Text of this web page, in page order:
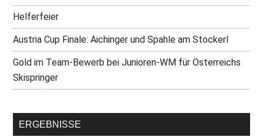
Helferfeier
Austria Cup Finale: Aichinger und Spahle am Stockerl
Gold im Team-Bewerb bei Junioren-WM für Österreichs
Skispringer
ERGEBNISSE